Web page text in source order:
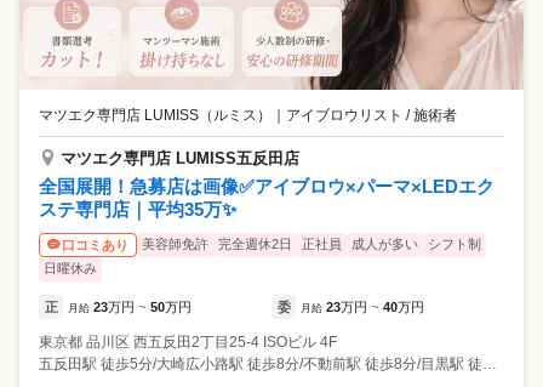
マツエク専門店 LUMISS（ルミス） ｜ アイブロウリスト / 施術者
マツエク専門店 LUMISS五反田店
全国展開！急募店は画像✅アイブロウ×パーマ×LEDエク
ステ専門店｜平均35万✨
口コミあり 美容師免許 完全週休2日 正社員 成人が多い
シフト制
日曜休み
正 月給 23万円 ~ 50万円 委 月給 23万円 ~ 40万円
東京都 品川区 西五反田2丁目25-4 ISOビル 4F